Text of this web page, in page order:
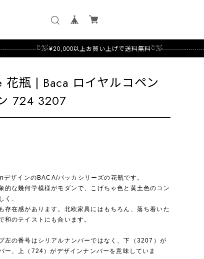
以上お買い上げで送料無料𓎤𓅮--------------------------✉︎商品
花瓶 | Baca ロイヤルコペン
724 3207
ザインのBACA/バッカシリーズの花瓶です。
的な幾何学模様がモダンで、こげちゃ色と黄土色のコン
く、
存在感があります。北欧家具にはもちろん、落ち着いた
和のテイストにも合います。
左の番号はシリアルナンバーではなく、下（3207）が
ー、上（724）がデザインナンバーを意味していま